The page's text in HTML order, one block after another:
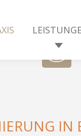
IN